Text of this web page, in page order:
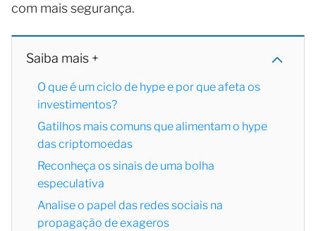
com mais segurança.
Saiba mais +
O que é um ciclo de hype e por que afeta os
investimentos?
Gatilhos mais comuns que alimentam o hype
das criptomoedas
Reconheça os sinais de uma bolha
especulativa
Analise o papel das redes sociais na
propagação de exageros